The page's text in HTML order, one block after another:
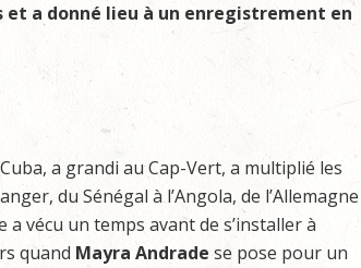
a donné lieu à un enregistrement en
a grandi au Cap-Vert, a multiplié les
du Sénégal à l’Angola, de l’Allemagne
a vécu un temps avant de s’installer à
quand Mayra Andrade se pose pour un